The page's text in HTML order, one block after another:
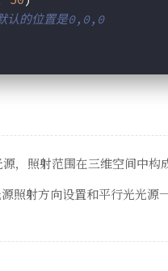
认的位置是0,0,0
，照射范围在三维空间中构
照射方向设置和平行光光源